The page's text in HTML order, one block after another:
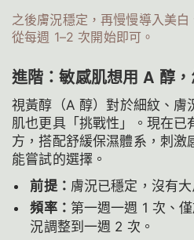
之後膚況穩定，再慢慢導入美
從每週 1–2 次開始即可。
進階：敏感肌想用 A 醇
視黃醇（A 醇）對於細紋、膚
肌也更具「挑戰性」。現在
方，搭配舒緩保濕體系，刺激
能嘗試的選擇。
前提： 膚況已穩定，沒有大
頻率： 第一週一週 1 次、
況調整到一週 2 次。